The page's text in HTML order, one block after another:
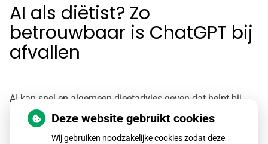
AI als diëtist? Zo
betrouwbaar is ChatGPT bij
afvallen
AI kan snel en algemeen dieetadvies geven dat helpt bij
afvallen, maar mist persoonlijke afstemming. Een diëtist
kijkt naar leefstijl, stress, hormonen en gewoonten en
Deze website gebruikt cookies
Wij gebruiken noodzakelijke cookies zodat deze